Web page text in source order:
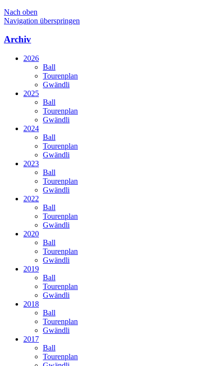
Nach oben
Navigation überspringen
Archiv
2026
Ball
Tourenplan
Gwändli
2025
Ball
Tourenplan
Gwändli
2024
Ball
Tourenplan
Gwändli
2023
Ball
Tourenplan
Gwändli
2022
Ball
Tourenplan
Gwändli
2020
Ball
Tourenplan
Gwändli
2019
Ball
Tourenplan
Gwändli
2018
Ball
Tourenplan
Gwändli
2017
Ball
Tourenplan